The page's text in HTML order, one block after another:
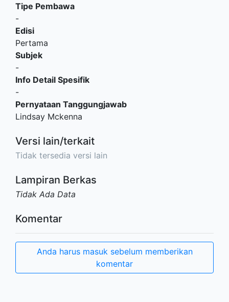
Tipe Pembawa
-
Edisi
Pertama
Subjek
-
Info Detail Spesifik
-
Pernyataan Tanggungjawab
Lindsay Mckenna
Versi lain/terkait
Tidak tersedia versi lain
Lampiran Berkas
Tidak Ada Data
Komentar
Anda harus masuk sebelum memberikan
komentar